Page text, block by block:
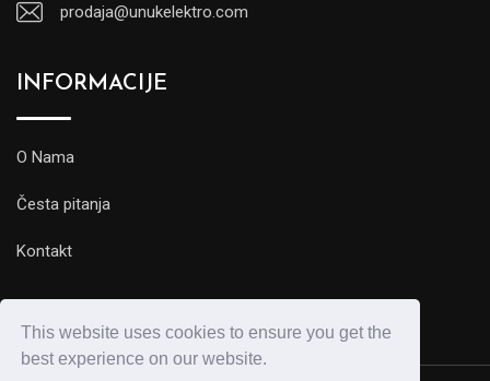
This website uses cookies to ensure you get the
best experience on our website.
prodaja@unukelektro.com
INFORMACIJE
O Nama
Česta pitanja
Kontakt